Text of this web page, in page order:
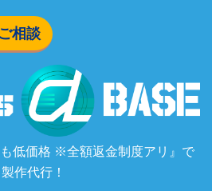
相談
低価格 ※全額返金制度アリ』で
製作代行！